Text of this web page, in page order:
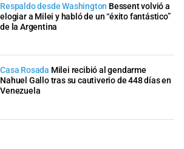
Respaldo desde Washington Bessent volvió a
elogiar a Milei y habló de un “éxito fantástico”
de la Argentina
Casa Rosada Milei recibió al gendarme
Nahuel Gallo tras su cautiverio de 448 días en
Venezuela